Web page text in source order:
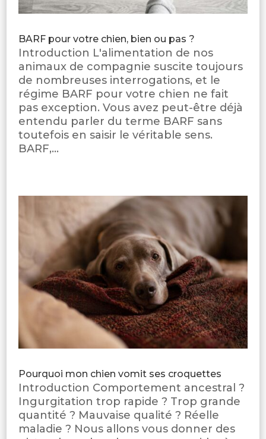
BARF pour votre chien, bien ou pas ?
Introduction L'alimentation de nos
animaux de compagnie suscite toujours
de nombreuses interrogations, et le
régime BARF pour votre chien ne fait
pas exception. Vous avez peut-être déjà
entendu parler du terme BARF sans
toutefois en saisir le véritable sens.
BARF,...
Pourquoi mon chien vomit ses croquettes
Introduction Comportement ancestral ?
Ingurgitation trop rapide ? Trop grande
quantité ? Mauvaise qualité ? Réelle
maladie ? Nous allons vous donner des